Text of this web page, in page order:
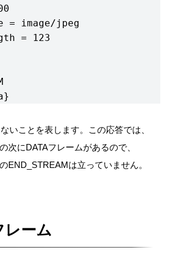
= image/jpeg
= 123
いことを表します。この応答では、
次にDATAフレームがあるので、
END_STREAMは立っていません。
レーム